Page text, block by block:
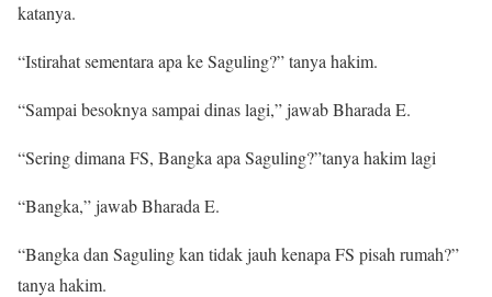
katanya.
“Istirahat sementara apa ke Saguling?” tanya hakim.
“Sampai besoknya sampai dinas lagi,” jawab Bharada E.
“Sering dimana FS, Bangka apa Saguling?”tanya hakim lagi
“Bangka,” jawab Bharada E.
“Bangka dan Saguling kan tidak jauh kenapa FS pisah rumah?”
tanya hakim.